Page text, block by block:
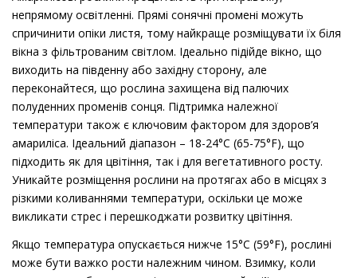
непрямому освітленні. Прямі сонячні промені можуть
спричинити опіки листя, тому найкраще розміщувати їх біля
вікна з фільтрованим світлом. Ідеально підійде вікно, що
виходить на південну або західну сторону, але
переконайтеся, що рослина захищена від палючих
полуденних променів сонця. Підтримка належної
температури також є ключовим фактором для здоров’я
амариліса. Ідеальний діапазон – 18-24°C (65-75°F), що
підходить як для цвітіння, так і для вегетативного росту.
Уникайте розміщення рослини на протягах або в місцях з
різкими коливаннями температури, оскільки це може
викликати стрес і перешкоджати розвитку цвітіння.
Якщо температура опускається нижче 15°C (59°F), рослині
може бути важко рости належним чином. Взимку, коли